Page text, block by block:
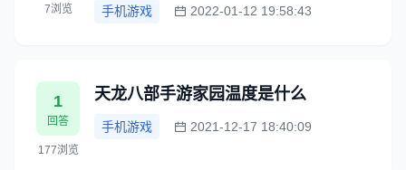
7浏览 手机游戏 2022-01-12 19:58:43
1
回答
177浏览
天龙八部手游家园温度是什么
手机游戏 2021-12-17 18:40:09